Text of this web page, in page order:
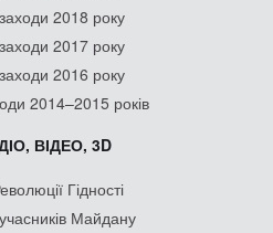
2018 року
2017 року
2016 року
2014–2015 років
ВІДЕО, 3D
Гідності
Майдану